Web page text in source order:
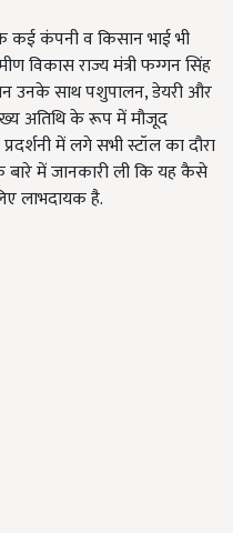
कंपनी व किसान भाई भी
विकास राज्य मंत्री फग्गन सिंह
उनके साथ पशुपालन, डेयरी और
अतिथि के रूप में मौजूद
में लगे सभी स्टॉल का दौरा
में जानकारी ली कि यह कैसे
लाभदायक है.